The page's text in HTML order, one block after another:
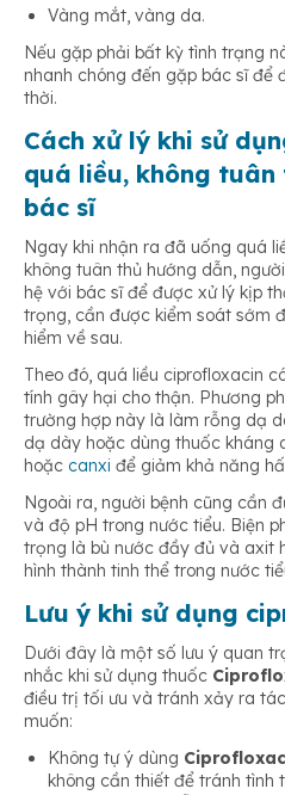
Vàng mắt, vàng da.
Nếu gặp phải bất kỳ tình trạng
nhanh chóng đến gặp bác sĩ để
thời.
Cách xử lý khi sử
quá liều, không tuân
bác sĩ
Ngay khi nhận ra đã uống quá
không tuân thủ hướng dẫn,
hệ với bác sĩ để được xử lý kịp
trọng, cần được kiểm soát sớm
hiểm về sau.
Theo đó, quá liều ciprofloxacin
tính gây hại cho thận. Phương
trường hợp này là làm rỗng dạ
dạ dày hoặc dùng thuốc kháng
hoặc canxi để giảm khả năng
Ngoài ra, người bệnh cũng cần
và độ pH trong nước tiểu. Biện
trọng là bù nước đầy đủ và axit
hình thành tinh thể trong nước
Lưu ý khi sử dụng
Dưới đây là một số lưu ý quan
nhắc khi sử dụng thuốc
điều trị tối ưu và tránh xảy ra
muốn:
Không tự ý dùng
không cần thiết để tránh tình